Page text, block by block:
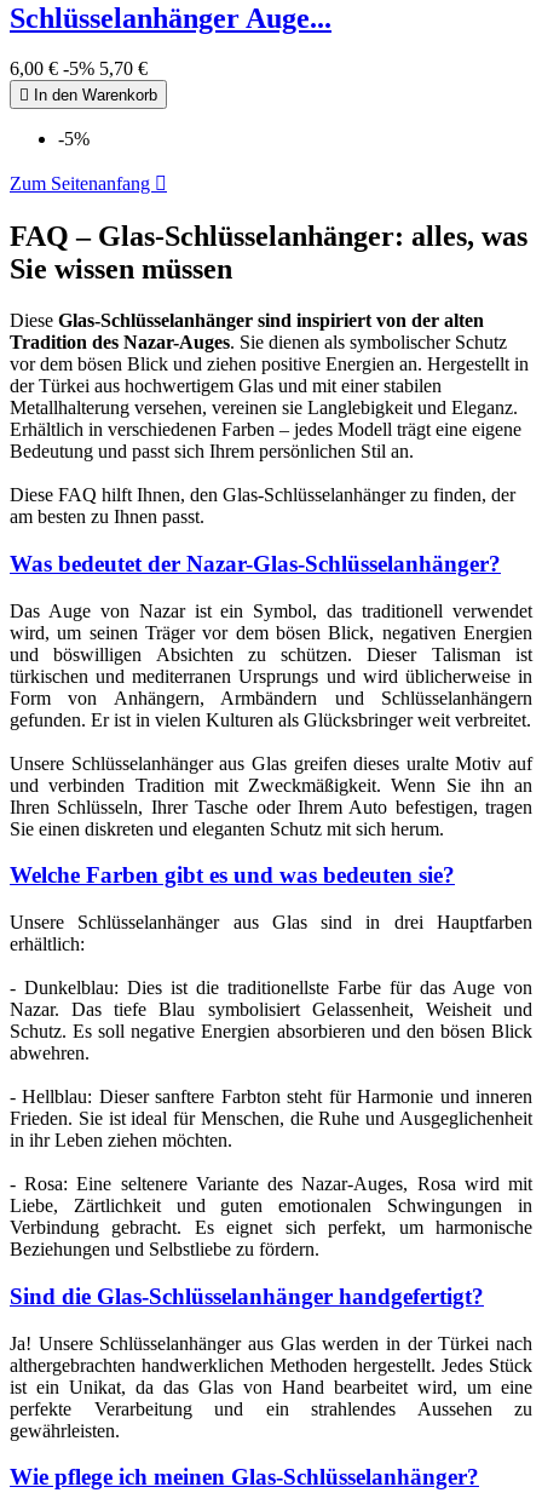
Schlüsselanhänger Auge...
6,00 € -5% 5,70 €
 In den Warenkorb
-5%
Zum Seitenanfang 
FAQ – Glas-Schlüsselanhänger: alles, was
Sie wissen müssen
Diese Glas-Schlüsselanhänger sind inspiriert von der alten
Tradition des Nazar-Auges. Sie dienen als symbolischer Schutz
vor dem bösen Blick und ziehen positive Energien an. Hergestellt in
der Türkei aus hochwertigem Glas und mit einer stabilen
Metallhalterung versehen, vereinen sie Langlebigkeit und Eleganz.
Erhältlich in verschiedenen Farben – jedes Modell trägt eine eigene
Bedeutung und passt sich Ihrem persönlichen Stil an.
Diese FAQ hilft Ihnen, den Glas-Schlüsselanhänger zu finden, der
am besten zu Ihnen passt.
Was bedeutet der Nazar-Glas-Schlüsselanhänger?
Das Auge von Nazar ist ein Symbol, das traditionell verwendet
wird, um seinen Träger vor dem bösen Blick, negativen Energien
und böswilligen Absichten zu schützen. Dieser Talisman ist
türkischen und mediterranen Ursprungs und wird üblicherweise in
Form von Anhängern, Armbändern und Schlüsselanhängern
gefunden. Er ist in vielen Kulturen als Glücksbringer weit verbreitet.
Unsere Schlüsselanhänger aus Glas greifen dieses uralte Motiv auf
und verbinden Tradition mit Zweckmäßigkeit. Wenn Sie ihn an
Ihren Schlüsseln, Ihrer Tasche oder Ihrem Auto befestigen, tragen
Sie einen diskreten und eleganten Schutz mit sich herum.
Welche Farben gibt es und was bedeuten sie?
Unsere Schlüsselanhänger aus Glas sind in drei Hauptfarben
erhältlich:
- Dunkelblau: Dies ist die traditionellste Farbe für das Auge von
Nazar. Das tiefe Blau symbolisiert Gelassenheit, Weisheit und
Schutz. Es soll negative Energien absorbieren und den bösen Blick
abwehren.
- Hellblau: Dieser sanftere Farbton steht für Harmonie und inneren
Frieden. Sie ist ideal für Menschen, die Ruhe und Ausgeglichenheit
in ihr Leben ziehen möchten.
- Rosa: Eine seltenere Variante des Nazar-Auges, Rosa wird mit
Liebe, Zärtlichkeit und guten emotionalen Schwingungen in
Verbindung gebracht. Es eignet sich perfekt, um harmonische
Beziehungen und Selbstliebe zu fördern.
Sind die Glas-Schlüsselanhänger handgefertigt?
Ja! Unsere Schlüsselanhänger aus Glas werden in der Türkei nach
althergebrachten handwerklichen Methoden hergestellt. Jedes Stück
ist ein Unikat, da das Glas von Hand bearbeitet wird, um eine
perfekte Verarbeitung und ein strahlendes Aussehen zu
gewährleisten.
Wie pflege ich meinen Glas-Schlüsselanhänger?